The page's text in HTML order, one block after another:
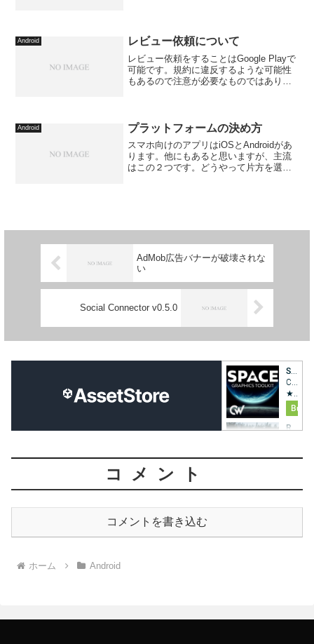
Android レビュー依頼について
レビュー依頼をすることはGoogle Playで
可能です。規約に違反するような可能性
もあるので注意が必要なものではありま
「★5の評価...
Android プラットフォームの決め方
スマホ向けのアプリはiOSとAndroidがあ
ります。他にもあると思いますが、主流
はこの２つです。どうやって片方を選ぶ
AdMob広告バナーが破壊されな
い
Social Connector v0.5.0
コメント
コメントを書き込む
ホーム Android